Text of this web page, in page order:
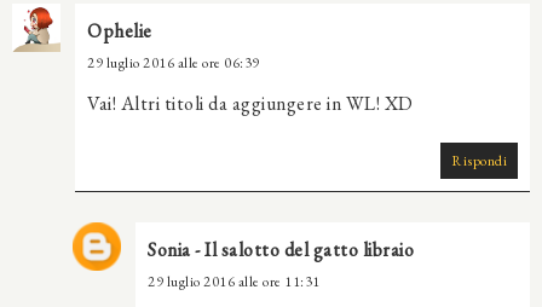
Ophelie
29 luglio 2016 alle ore 06:39
Vai! Altri titoli da aggiungere in WL! XD
Rispondi
Sonia - Il salotto del gatto libraio
29 luglio 2016 alle ore 11:31